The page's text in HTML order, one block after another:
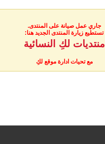
جاري عمل صيانة على المنتدى.
تستطيع زيارة المنتدى الجديد هنا:
منتديات لكِ النسائية
مع تحيات ادارة موقع لكِ